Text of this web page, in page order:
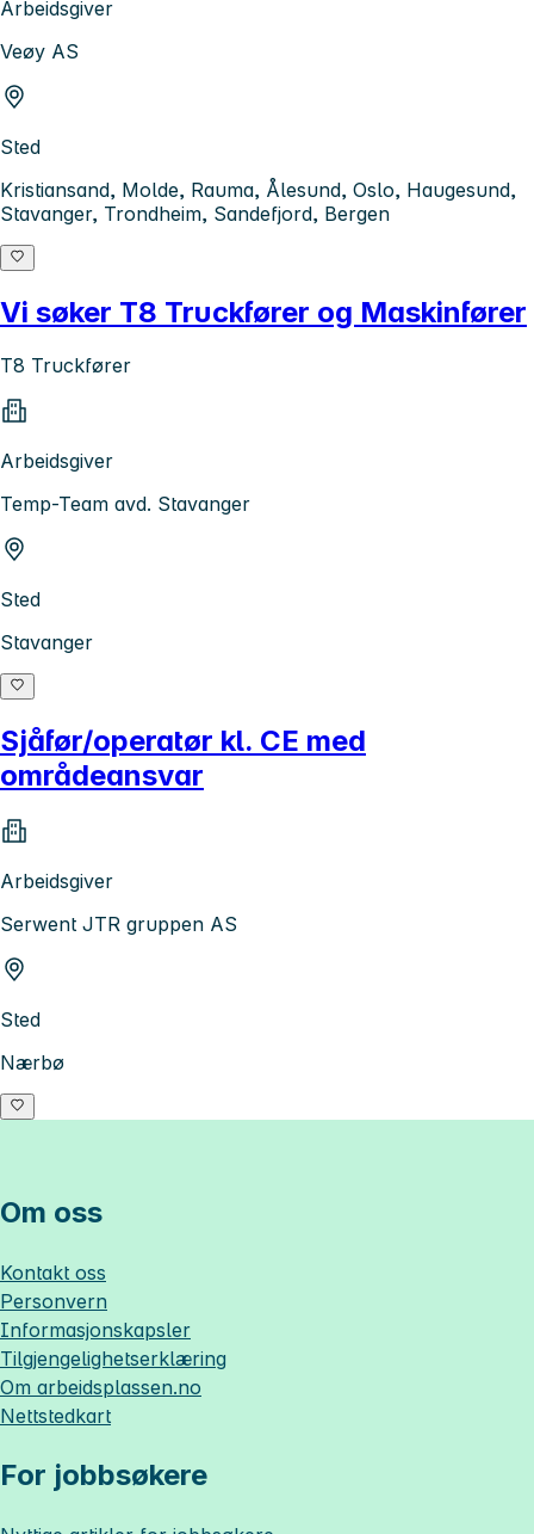
Arbeidsgiver
Veøy AS
Sted
Kristiansand, Molde, Rauma, Ålesund, Oslo, Haugesund,
Stavanger, Trondheim, Sandefjord, Bergen
Vi søker T8 Truckfører og Maskinfører
T8 Truckfører
Arbeidsgiver
Temp-Team avd. Stavanger
Sted
Stavanger
Sjåfør/operatør kl. CE med
områdeansvar
Arbeidsgiver
Serwent JTR gruppen AS
Sted
Nærbø
Om oss
Kontakt oss
Personvern
Informasjonskapsler
Tilgjengelighetserklæring
Om arbeidsplassen.no
Nettstedkart
For jobbsøkere